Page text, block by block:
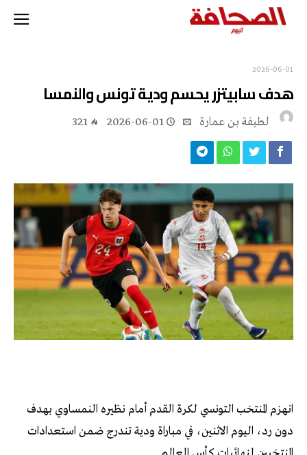
2026-06-01
هدف سابيتزر يحسم ودية تونس والنمسا
لطيفة بن عمارة 2026-06-01
321
انهزم المنتخب التونسي لكرة القدم أمام نظيره النمساوي بهدف
دون رد، اليوم الاثنين، في مباراة ودية تندرج ضمن استعدادات